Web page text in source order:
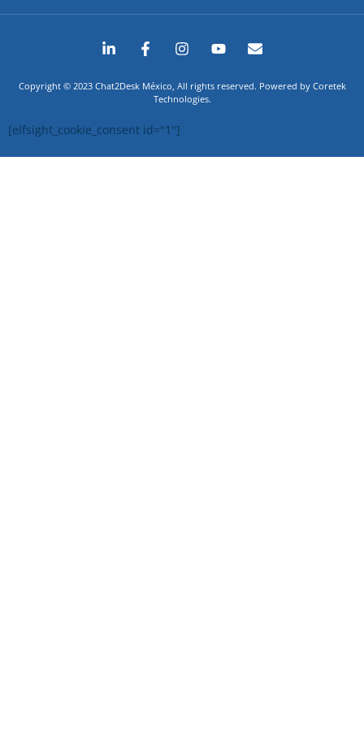
Copyright © 2023 Chat2Desk México, All rights reserved. Powered by Coretek
Technologies.
[elfsight_cookie_consent id="1"]